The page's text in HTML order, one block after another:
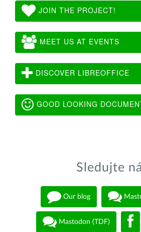
JOIN THE PROJECT!
MEET US AT EVENTS
DISCOVER LIBREOFFICE
GOOD LOOKING
Sledujte
Our blog
Mastodon (TDF)